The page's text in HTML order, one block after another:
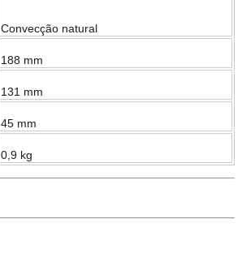
Convecção natural
188 mm
131 mm
45 mm
0,9 kg